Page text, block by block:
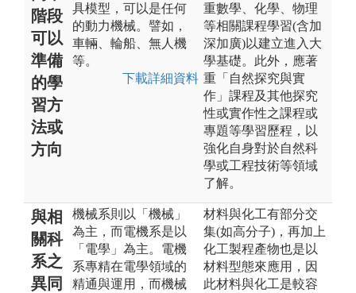
階段
可以
準備
的學
習方
法或
方向
具模型，可以是任何
的動力機械。譬如，
車輛、輪船、無人機
等。
下載詳細資料
重數學、化學、物理
等相關課程學習(含加
深加廣)以建立進入大
學基礎。此外，應著
重「自然探究與實
作」課程及其他探究
性或實作性之課程或
專題等學習歷程，以
強化自身對於自然科
學或工程技術等領域
了解。
與相
關科
系之
異同
機械系則以「機械」
為主，而電機系是以
「電學」為主。電機
系專精在電學領域的
精通與運用，而機械
材料與化工有部分交
集(如高分子)，再加上
化工製程產物也是以
材料型態來應用，因
此材料與化工是較容